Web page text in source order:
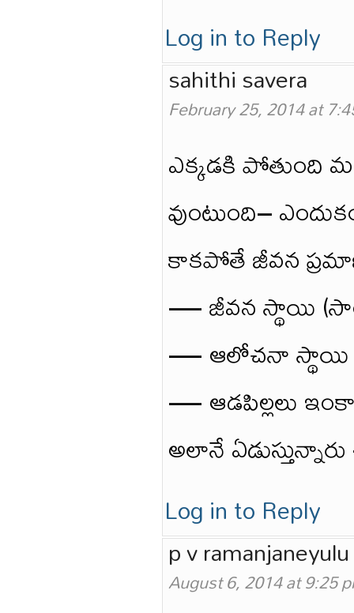
Log in to Reply
sahithi savera
February 25, 2014 at
ఎక్కడకి పోతుంది
వుంటుంది–
కాకపోతే జీవన
— జీవన స్థాయి
— ఆలోచనా స్థాయి
— ఆడపిల్లలు
అలానే
Log in to Reply
p v ramanjaneyulu
August 6, 2014 at 9:25